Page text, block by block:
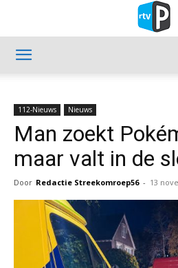
112-Nieuws Nieuws
Man zoekt
maar valt in de
Door Redactie Streekomroep56 - 13